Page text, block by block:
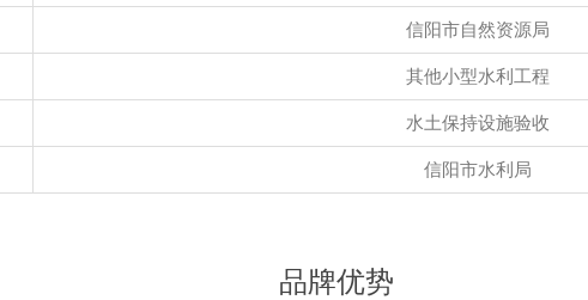
信阳市自然资源局
其他小型水利工程
水土保持设施验收
信阳市水利局
品牌优势